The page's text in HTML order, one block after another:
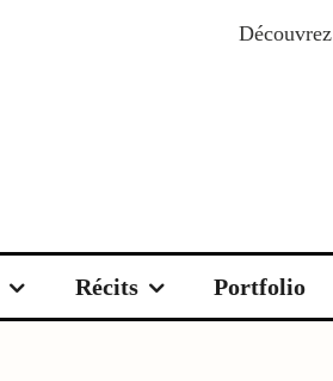
Découvrez
Récits Portfolio